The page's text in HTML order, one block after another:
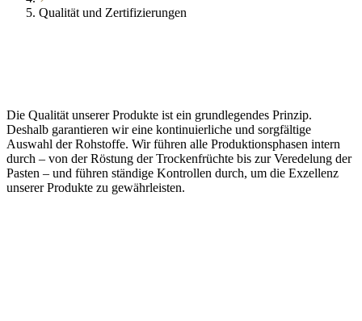
Qualität und Zertifizierungen
Die Qualität unserer Produkte ist ein grundlegendes Prinzip.
Deshalb garantieren wir eine kontinuierliche und sorgfältige
Auswahl der Rohstoffe. Wir führen alle Produktionsphasen intern
durch – von der Röstung der Trockenfrüchte bis zur Veredelung der
Pasten – und führen ständige Kontrollen durch, um die Exzellenz
unserer Produkte zu gewährleisten.